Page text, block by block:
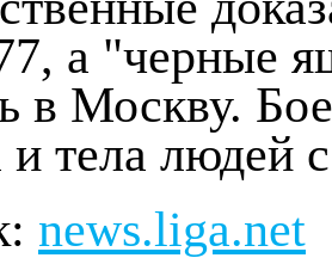
а "черные
в Москву.
и тела людей
news.liga.net